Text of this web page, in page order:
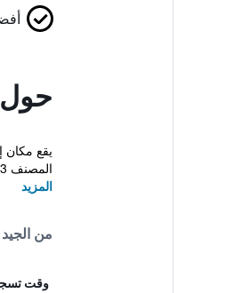
حول Puangpen Villa Hotel
المصنف 3 نجوم واي فاي مجاني. تحتوي بعض الوحدات ف...
المزيد
من
وقت